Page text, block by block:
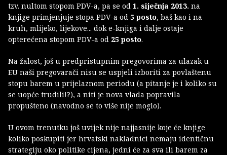
tzv. nultom stopom PDV-a, pa se od 1. siječnja 2013. na
knjige primjenjuje stopa PDV-a od 5 posto, baš kao i na
kruh, mlijeko, lijekove... dok e-knjiga i dalje ostaje
opterećena stopom PDV-a od 25 posto.
Na žalost, još u predpristupnim pregovorima za ulazak u
EU naši pregovarači nisu se uspjeli izboriti za povlaštenu
stopu barem u prijelaznom periodu (a pitanje je i koliko su
se uopće trudili!?), a niti je nova vlada popravila
propušteno (navodno se to više nije moglo).
U ovom trenutku još uvijek nije najjasnije koje će knjige
koliko poskupiti jer hrvatski nakladnici nemaju identičnu
strategiju oko politike cijena, jedni će za sva ili barem za